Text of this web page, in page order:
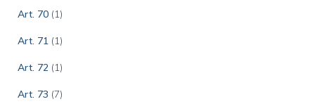
Art. 70 (1)
Art. 71 (1)
Art. 72 (1)
Art. 73 (7)